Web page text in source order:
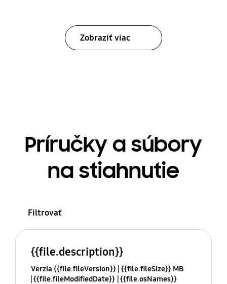
Zobraziť viac
Príručky a súbory
na stiahnutie
Filtrovať
{{file.description}}
Verzia {{file.fileVersion}} {{file.fileSize}} MB
{{file.fileModifiedDate}} {{file.osNames}}